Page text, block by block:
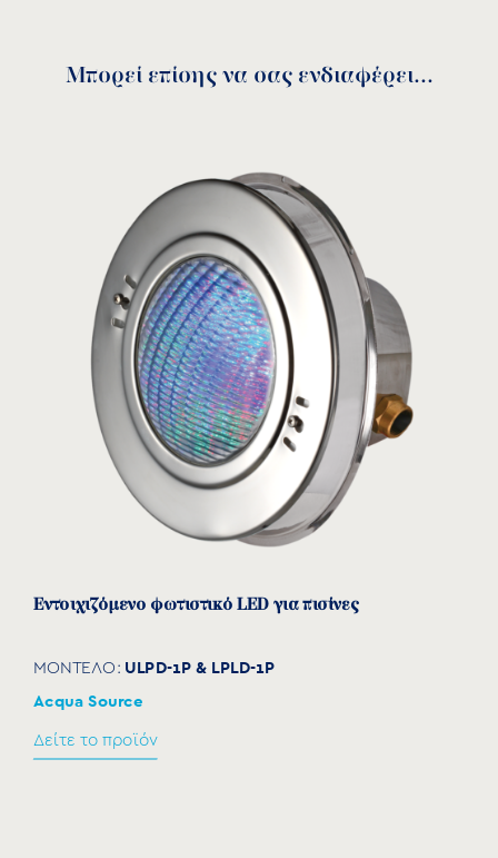
Πλαϊνή έξοδος καλωδίου.
Πίνακας Ελέγχου
ΜΟΝΤΕΛΟ:
RCP-1500
Acqua Source
Δείτε το προϊόν
download
Μπορεί επίσης να σας ενδιαφέρει...
Εντοιχιζόμενο φωτιστικό LED για πισίνες
ΜΟΝΤΕΛΟ: ULPD-1P & LPLD-1P
Acqua Source
Δείτε το προϊόν